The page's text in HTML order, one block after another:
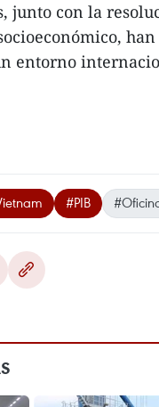
junto con la
entorno
#PIB